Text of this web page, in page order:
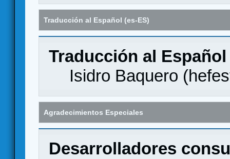
Traducción al Español (es-ES)
Traducción al Español
Isidro Baquero (
Agradecimientos Especiales
Desarrolladores